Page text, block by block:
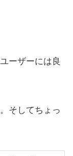
ーザーには良
そしてちょっ